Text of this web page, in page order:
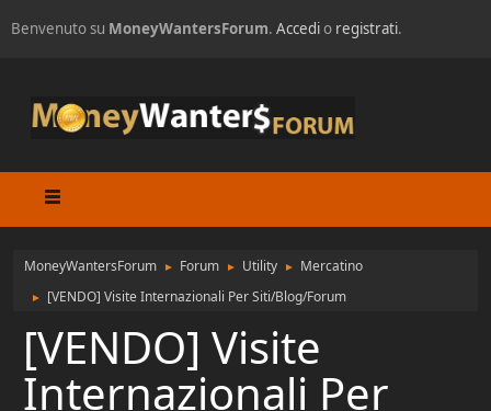
Benvenuto su MoneyWantersForum. Accedio registrati.
MoneyWantersForum ► Forum ► Utility ► Mercatino
► [VENDO] Visite Internazionali Per Siti/Blog/Forum
[VENDO] Visite
Internazionali Per